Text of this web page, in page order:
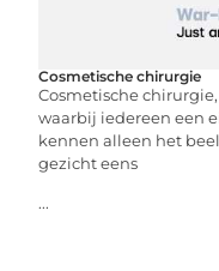
Cosmetische chirurgie
Cosmetische
waarbij iedereen een
kennen alleen het
gezicht eens
...